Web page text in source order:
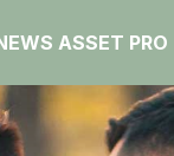
ASSET PRO
tag "résultats S1